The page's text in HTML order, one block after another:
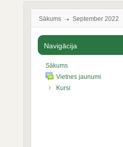
Sākums September 2022
Navigācija
Sākums
Vietnes jaunumi
Kursi